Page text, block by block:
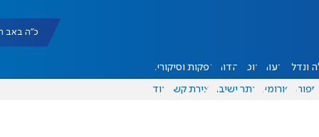
כ"ה באב תשפ"ו
ונדל"ן דעות אוכל יהדות הפקות וסיקורים
ספורט פורומים אתר ישיבה יצירת קשר עוד